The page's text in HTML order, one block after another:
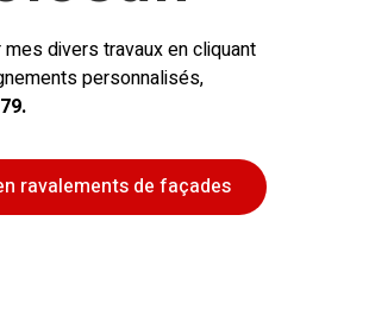
divers travaux en cliquant
personnalisés,
ravalements de façades